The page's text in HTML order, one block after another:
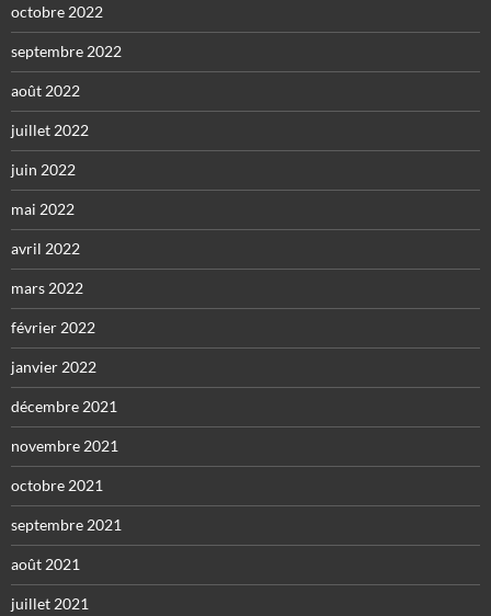
octobre 2022
septembre 2022
août 2022
juillet 2022
juin 2022
mai 2022
avril 2022
mars 2022
février 2022
janvier 2022
décembre 2021
novembre 2021
octobre 2021
septembre 2021
août 2021
juillet 2021